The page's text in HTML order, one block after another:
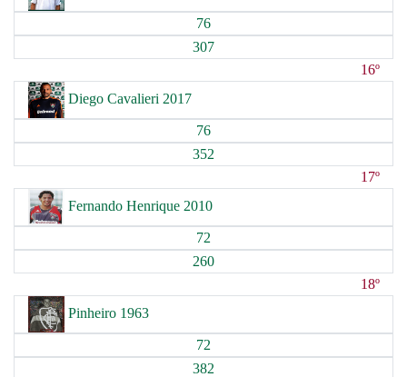
76
307
16º
Diego Cavalieri 2017
76
352
17º
Fernando Henrique 2010
72
260
18º
Pinheiro 1963
72
382